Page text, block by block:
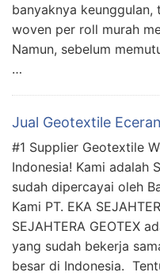
banyaknya
woven per roll murah
Namun, sebelum
…
Jual Geotextile Eceran
#1 Supplier Geotextile
Indonesia! Kami adalah
sudah dipercayai oleh
Kami PT. EKA
SEJAHTERA GEOTEX
yang sudah bekerja
besar di Indonesia.